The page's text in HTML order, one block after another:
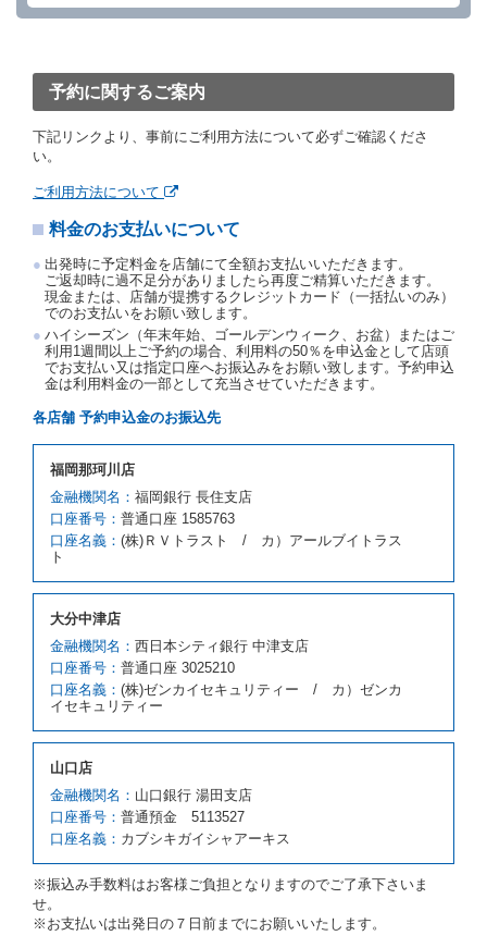
を１時間以上経過してもレンタカー貸渡契約（以下
約取消手数料を当社に支払うものとし、当社は、この
予約取消手数料の支払いがあったときは、受領済の予
約申込金を借受人に返還するものとします。
当社の都合により、予約が取り消されたとき、又は貸
約申込金を返還するものとします。
若しくは当社のいずれの責にもよらない事由により貸
たものとします。この場合、当社は受領済の予約申込
金を返還するものとします。
第５条（代替レンタカー）
当社は、借受人から予約のあった車種クラスのレンタ
カーを貸し渡すことができないときは、予約と異なる
車種クラスのレンタカー（以下「代替レンタカー」と
いいます。）の貸渡しを申し入れることができるもの
とします。
クラスを除き予約時と同一の借受条件でレンタカー提
携先の代替レンタカーを貸し渡すものとします。な
お、代替レンタカーの貸渡料金が予約された車種クラ
スの貸渡料金より高くなるときは、予約した車種クラ
スの貸渡料金によるものとし、予約された車種クラス
借受人は、第１項の代替レンタカーの貸渡しの申入れ
を拒絶し、予約を取り消すことができるものとしま
す。
前項の場合、第１項の貸渡しをすることができない原
因が、当社の責に帰する事由によるときには第４条第
４項の予約の取消しとして取り扱い、当社は受領済の
予約申込金を返還するものとします。
原因が、当社の責に帰さない事由による時には第４条
第５項の予約の取消しとして取り扱い、当社は受領済
の予約申込金を返還するものとします。
第６条（免責）
当社及び借受人は、予約が取り消され、又は貸渡契約
が締結されなかったことについて、第４条及び第５条
に定める場合を除き、相互に何らの請求をしないもの
とします。
予約に関するご案内
下記リンクより、事前にご利用方法について必ずご確認くださ
い。
ご利用方法について
料金のお支払いについて
出発時に予定料金を店舗にて全額お支払いいただきます。
ご返却時に過不足分がありましたら再度ご精算いただきます。
現金または、店舗が提携するクレジットカード（一括払いのみ）
でのお支払いをお願い致します。
ハイシーズン（年末年始、ゴールデンウィーク、お盆）またはご
利用1週間以上ご予約の場合、利用料の50％を申込金として店頭
でお支払い又は指定口座へお振込みをお願い致します。予約申込
金は利用料金の一部として充当させていただきます。
各店舗 予約申込金のお振込先
福岡那珂川店
金融機関名： 福岡銀行 長住支店
口座番号： 普通口座 1585763
口座名義： (株)ＲＶトラスト / カ）アールブイトラス
ト
大分中津店
金融機関名： 西日本シティ銀行 中津支店
口座番号： 普通口座 3025210
口座名義： (株)ゼンカイセキュリティー / カ）ゼンカ
イセキュリティー
山口店
金融機関名： 山口銀行 湯田支店
口座番号： 普通預金 5113527
口座名義： カブシキガイシャアーキス
※振込み手数料はお客様ご負担となりますのでご了承下さいま
せ。
※お支払いは出発日の７日前までにお願いいたします。